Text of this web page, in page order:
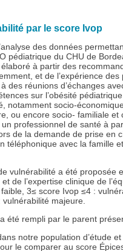
par le score Ivop
des données
pédiatrique du CHU de
à partir des
et de l’expérience
des réunions d’échanges
sur l’obésité
notamment socio-
ou encore socio- familiale et
professionnel de santé à
de la demande de prise en
téléphonique avec la famille
vulnérabilité a été proposée
de l’expertise clinique de
3≤ score Ivop ≤4 :
majeure.
été rempli par le parent
notre population d’étude
le comparer au score